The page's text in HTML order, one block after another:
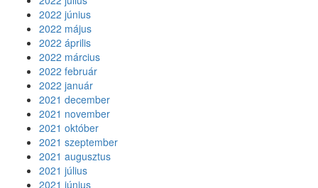
2022 június
2022 május
2022 április
2022 március
2022 február
2022 január
2021 december
2021 november
2021 október
2021 szeptember
2021 augusztus
2021 július
2021 június